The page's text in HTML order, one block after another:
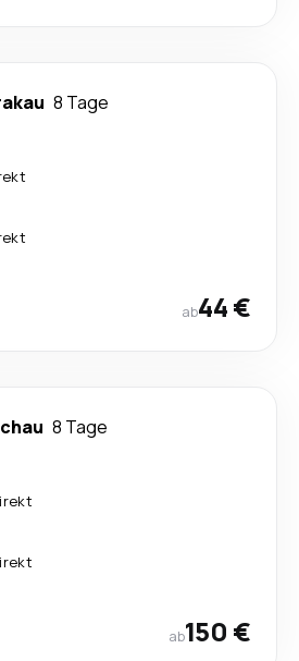
8 Tage
ab44 €
8 Tage
ab150 €